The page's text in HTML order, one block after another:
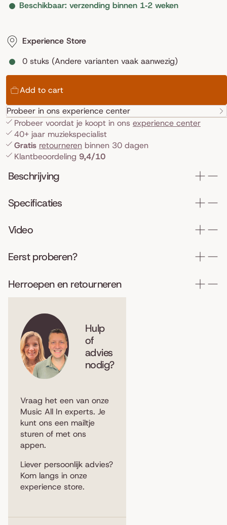
Beschikbaar: verzending binnen 1‑2 weken
Experience Store
0 stuks (Andere varianten vaak aanwezig)
Add to cart
Probeer in ons experience center
Probeer voordat je koopt in ons experience center
40+ jaar muziekspecialist
Gratis retournerenbinnen 30 dagen
Klantbeoordeling 9,4/10
Beschrijving
Specificaties
Video
Eerst proberen?
Herroepen en retourneren
Hulp
of
advies
nodig?
Vraag het een van onze
Music All In experts. Je
kunt ons een mailtje
sturen of met ons
appen.
Liever persoonlijk advies?
Kom langs in onze
experience store.